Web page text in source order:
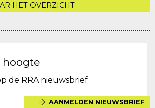
HET OVERZICHT
hoogte
de RRA nieuwsbrief
AANMELDEN NIEUWSBRIEF